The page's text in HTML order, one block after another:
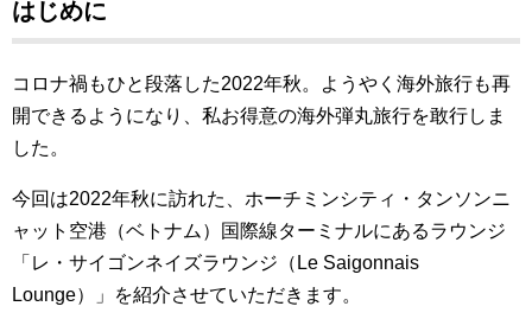
はじめに
コロナ禍もひと段落した2022年秋。ようやく海外旅行も再
開できるようになり、私お得意の海外弾丸旅行を敢行しま
した。
今回は2022年秋に訪れた、ホーチミンシティ・タンソンニ
ャット空港（ベトナム）国際線ターミナルにあるラウンジ
「レ・サイゴンネイズラウンジ（Le Saigonnais
Lounge）」を紹介させていただきます。